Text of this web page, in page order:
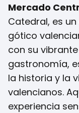
Mercado
Catedral, es
gótico
con su
gastronomía,
la historia y la
valencianos.
experiencia